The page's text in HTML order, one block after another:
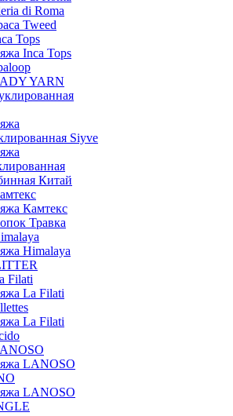
di Roma
Tweed
Tops
Inca Tops
YARN
Siyve
Китай
Камтекс
Травка
Himalaya
Filati
La Filati
La Filati
LANOSO
LANOSO